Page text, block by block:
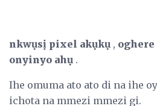
nkwụsị pixel akụkụ ,
onyinyo ahụ .
Ihe omuma ato ato di na ihe
ichota na mmezi mmezi gi.